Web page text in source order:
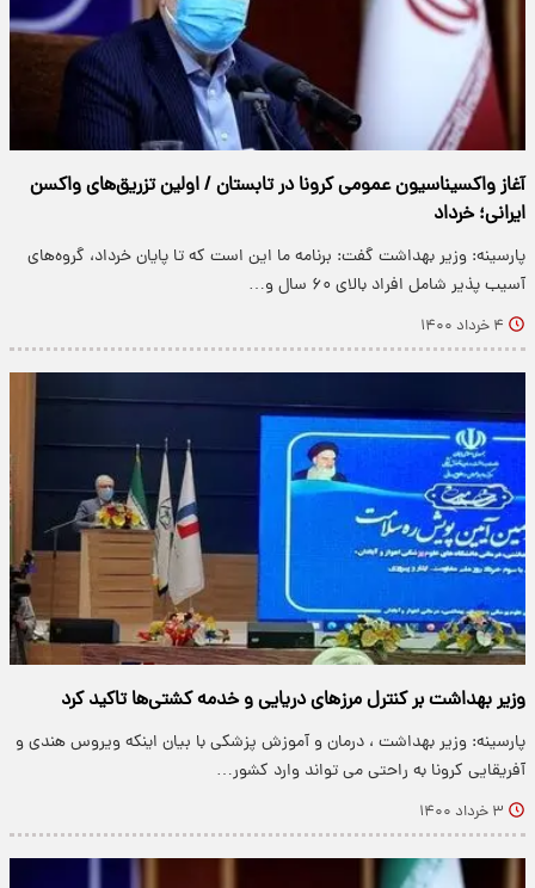
آغاز واکسیناسیون عمومی کرونا در تابستان / اولین تزریق‌های واکسن
ایرانی؛ خرداد
پارسینه: وزیر بهداشت گفت: برنامه ما این است که تا پایان خرداد، گروه‌های
آسیب پذیر شامل افراد بالای ۶۰ سال و…
۴ خرداد ۱۴۰۰
وزیر بهداشت بر کنترل مرزهای دریایی و خدمه کشتی‌ها تاکید کرد
پارسینه: وزیر بهداشت ، درمان و آموزش پزشکی با بیان اینکه ویروس هندی و
آفریقایی کرونا به راحتی می تواند وارد کشور…
۳ خرداد ۱۴۰۰